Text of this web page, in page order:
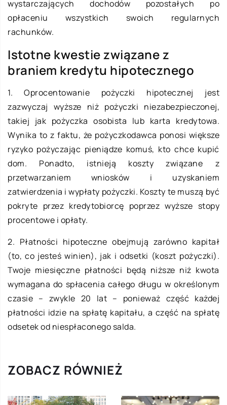
wystarczających dochodów pozostałych po
opłaceniu wszystkich swoich regularnych
rachunków.
Istotne kwestie związane z
braniem kredytu hipotecznego
1. Oprocentowanie pożyczki hipotecznej jest
zazwyczaj wyższe niż pożyczki niezabezpieczonej,
takiej jak pożyczka osobista lub karta kredytowa.
Wynika to z faktu, że pożyczkodawca ponosi większe
ryzyko pożyczając pieniądze komuś, kto chce kupić
dom. Ponadto, istnieją koszty związane z
przetwarzaniem wniosków i uzyskaniem
zatwierdzenia i wypłaty pożyczki. Koszty te muszą być
pokryte przez kredytobiorcę poprzez wyższe stopy
procentowe i opłaty.
2. Płatności hipoteczne obejmują zarówno kapitał
(to, co jesteś winien), jak i odsetki (koszt pożyczki).
Twoje miesięczne płatności będą niższe niż kwota
wymagana do spłacenia całego długu w określonym
czasie – zwykle 20 lat – ponieważ część każdej
płatności idzie na spłatę kapitału, a część na spłatę
odsetek od niespłaconego salda.
ZOBACZ RÓWNIEŻ